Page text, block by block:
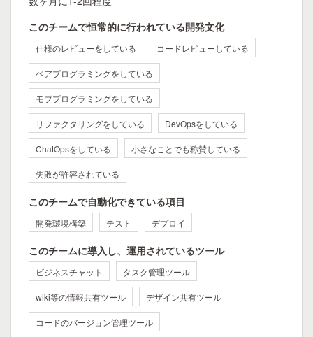
このチームで恒常的に行われている開発文化
仕様のレビューをしている コードレビューしている
ペアプログラミングをしている
モブプログラミングをしている
リファクタリングをしている DevOpsをしている
ChatOpsをしている 小さなことでも称賛している
失敗が許容されている
このチームで自動化できている項目
開発環境構築 テスト デプロイ
このチームに導入し、運用されているツール
ビジネスチャット タスク管理ツール
wiki等の情報共有ツール デザイン共有ツール
コードのバージョン管理ツール